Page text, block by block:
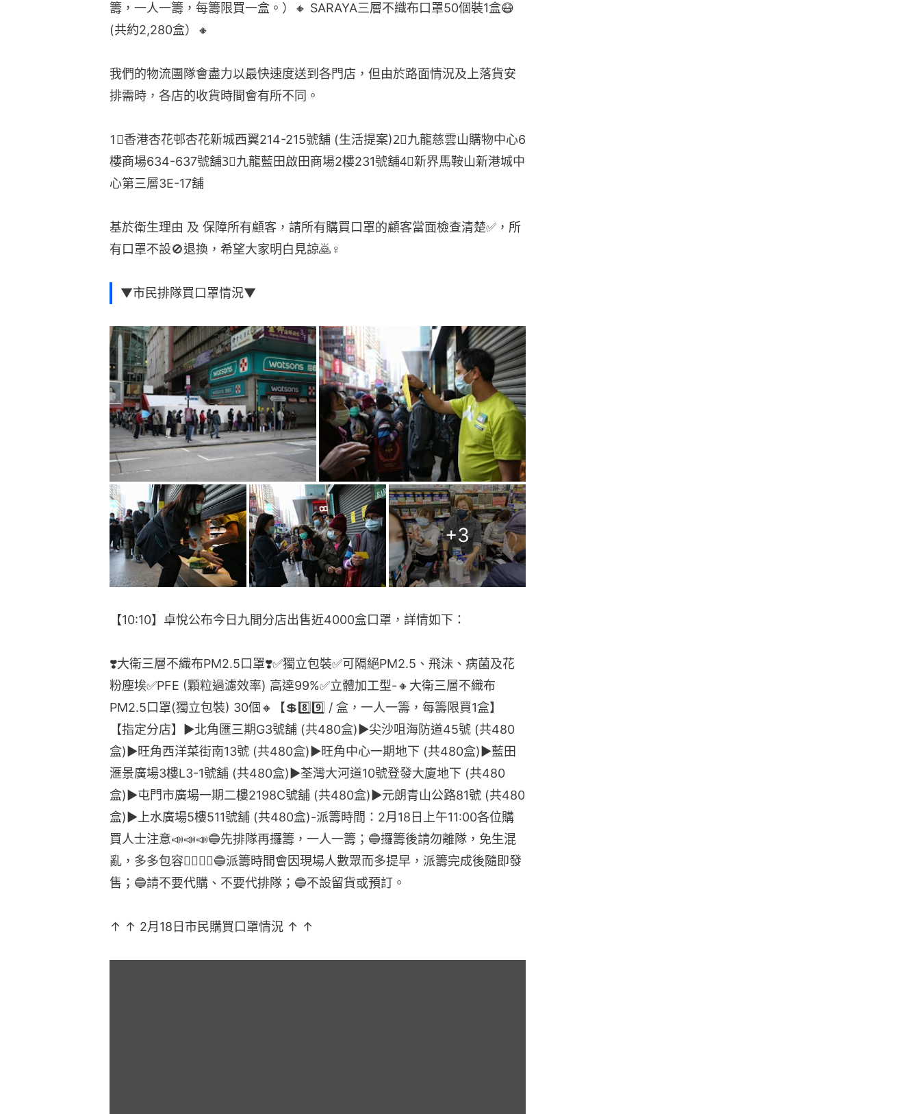
籌，一人一籌，每籌限買一盒。）🔸 SARAYA三層不織布口罩50個裝1盒😷
(共約2,280盒）🔸
我們的物流團隊會盡力以最快速度送到各門店，但由於路面情況及上落貨安
排需時，各店的收貨時間會有所不同。
1⃣香港杏花邨杏花新城西翼214-215號舖 (生活提案)2⃣九龍慈雲山購物中心6
樓商場634-637號舖3⃣九龍藍田啟田商場2樓231號舖4⃣新界馬鞍山新港城中
心第三層3E-17舖
基於衛生理由 及 保障所有顧客，請所有購買口罩的顧客當面檢查清楚✅，所
有口罩不設🚫退換，希望大家明白見諒🙇♀
▼市民排隊買口罩情況▼
+3
【10:10】卓悅公布今日九間分店出售近4000盒口罩，詳情如下：
❣️大衛三層不織布PM2.5口罩❣️✅獨立包裝✅可隔絕PM2.5、飛沬、病菌及花
粉塵埃✅PFE (顆粒過濾效率) 高達99%✅立體加工型-🔸大衛三層不織布
PM2.5口罩(獨立包裝) 30個🔸【💲8️⃣9️⃣ / 盒，一人一籌，每籌限買1盒】
【指定分店】▶️北角匯三期G3號舖 (共480盒)▶️尖沙咀海防道45號 (共480
盒)▶️旺角西洋菜街南13號 (共480盒)▶️旺角中心一期地下 (共480盒)▶️藍田
滙景廣場3樓L3-1號舖 (共480盒)▶️荃灣大河道10號登發大廈地下 (共480
盒)▶️屯門市廣場一期二樓2198C號舖 (共480盒)▶️元朗青山公路81號 (共480
盒)▶️上水廣場5樓511號舖 (共480盒)-派籌時間：2月18日上午11:00各位購
買人士注意📣📣📣🔵先排隊再攞籌，一人一籌；🔵攞籌後請勿離隊，免生混
亂，多多包容🙇‍♂🙇‍♀🔵派籌時間會因現場人數眾而多提早，派籌完成後隨即發
售；🔵請不要代購、不要代排隊；🔵不設留貨或預訂。
↑ ↑ 2月18日市民購買口罩情況 ↑ ↑